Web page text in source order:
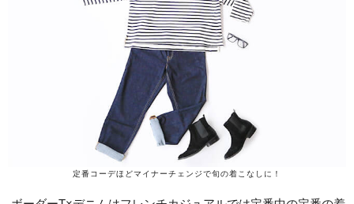
定番コーデほどマイナーチェンジで旬の着こなしに！